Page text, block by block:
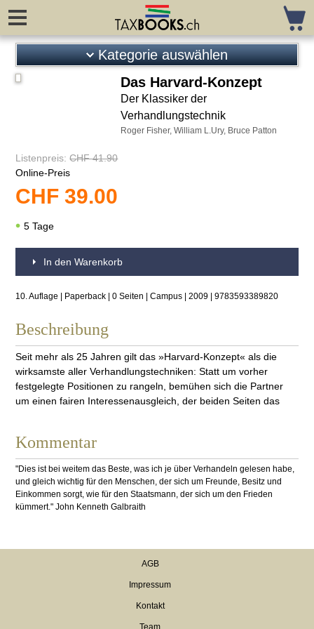
Kategorie auswählen
Kommentare Bund
Grundlagenliteratur
Unternehmungssteuerrecht
VSt / Stempelabgabe
Privatvermögen / Vorsorge
Interkantonal / -national
Immobilien und Steuern
Verfahren / Spezialgebiete
Steuertipps / Ratgeber
Ausländisches Steuerrecht
Verlag Steuern & Recht
Droit fiscal
BWL & Steuern
Bewertung
Wirtschaftsrecht
Das Harvard-Konzept
Der Klassiker der
Verhandlungstechnik
Roger Fisher, William L.Ury, Bruce Patton
Listenpreis:CHF 41.90
Online-Preis
CHF39.00
5 Tage
In den Warenkorb
10. Auflage | Paperback | 0 Seiten | Campus | 2009 | 9783593389820
Beschreibung
Seit mehr als 25 Jahren gilt das »Harvard-Konzept« als die
wirksamste aller Verhandlungstechniken: Statt um vorher
festgelegte Positionen zu rangeln, bemühen sich die Partner
um einen fairen Interessenausgleich, der beiden Seiten das
Kommentar
"Dies ist bei weitem das Beste, was ich je über Verhandeln gelesen habe,
und gleich wichtig für den Menschen, der sich um Freunde, Besitz und
Einkommen sorgt, wie für den Staatsmann, der sich um den Frieden
kümmert." John Kenneth Galbraith
AGB
Impressum
Kontakt
Team